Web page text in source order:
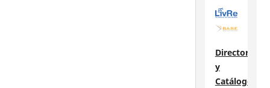
Directorios
y
Catálogos